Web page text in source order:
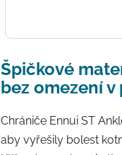
Špičkové
bez omezení v
Chrániče Ennui ST
aby vyřešily bolest